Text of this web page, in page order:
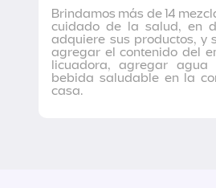
Brindamos más de 14
cuidado de la salud, en
adquiere sus productos, y
agregar el contenido del
licuadora, agregar
bebida saludable en la
casa.